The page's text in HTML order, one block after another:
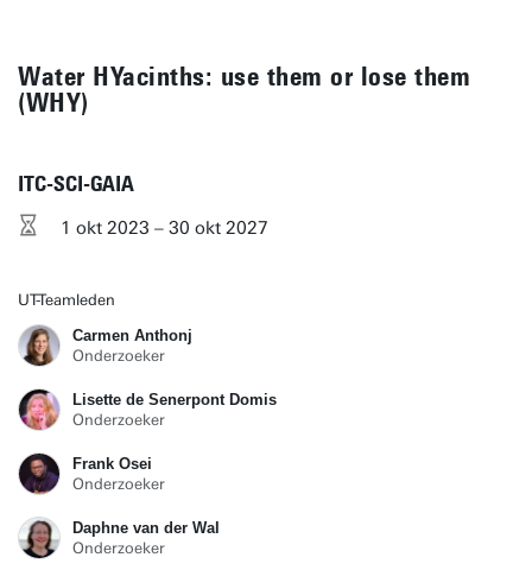
Water HYacinths: use them or lose them
(WHY)
ITC-SCI-GAIA
1 okt 2023 – 30 okt 2027
UT-Teamleden
Carmen Anthonj
Onderzoeker
Lisette de Senerpont Domis
Onderzoeker
Frank Osei
Onderzoeker
Daphne van der Wal
Onderzoeker